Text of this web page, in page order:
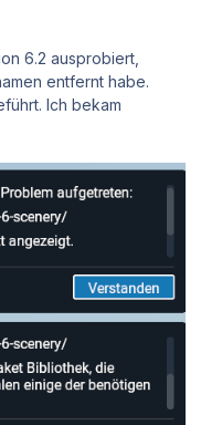
6.2 ausprobiert,
entfernt habe.
Ich bekam